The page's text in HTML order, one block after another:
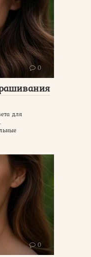
0
для
0